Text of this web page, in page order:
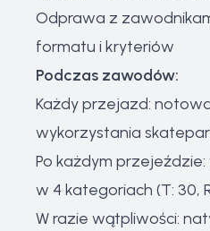
Odprawa z
formatu i kryteriów
Podczas zawodów:
Każdy przejazd:
wykorzystania
Po każdym
w 4 kategoriach (T: 30,
W razie wątpliwości: